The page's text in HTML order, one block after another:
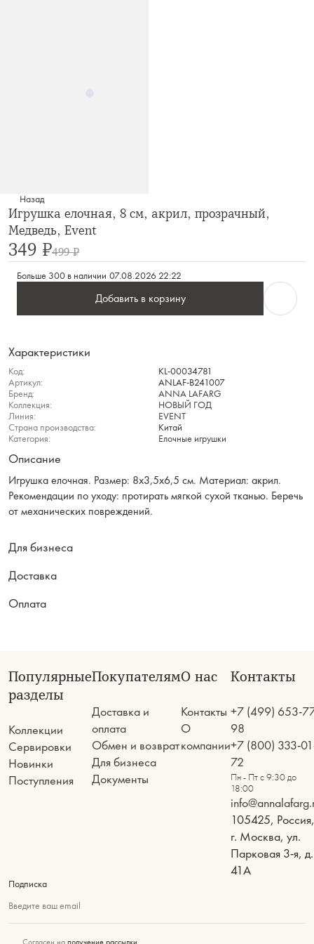
Назад
Игрушка елочная, 8 см, акрил, прозрачный,
Медведь, Event
349 ₽499 ₽
Больше 300 в наличии 07.08.2026 22:22
Добавить в корзину
Характеристики
Код:
KL-00034781
Артикул:
ANLAF-B241007
Бренд:
ANNA LAFARG
Коллекция:
НОВЫЙ ГОД
Линия:
EVENT
Страна производства:
Китай
Категория:
Елочные игрушки
Описание
Игрушка елочная. Размер: 8x3,5x6,5 см. Материал: акрил.
Рекомендации по уходу: протирать мягкой сухой тканью. Беречь
от механических повреждений.
Для бизнеса
Доставка
Оплата
Популярные
разделы
Коллекции
Сервировки
Новинки
Поступления
Покупателям
Доставка и
оплата
Обмен и возврат
Для бизнеса
Документы
О нас
Контакты
О
компании
Контакты
+7 (499) 653-
98
+7 (800) 333-
72
Пн - Пт с 9:30 до
18:00
105425, Россия,
г. Москва, ул.
Парковая 3-я, д.
41А
Подписка
Введите ваш email